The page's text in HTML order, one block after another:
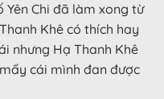
Yên Chi đã làm xong từ
Khê có thích hay
nhưng Hạ Thanh Khê
cái mình đan được